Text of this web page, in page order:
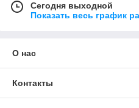
Сегодня выходной
Показать весь график
О нас
Контакты